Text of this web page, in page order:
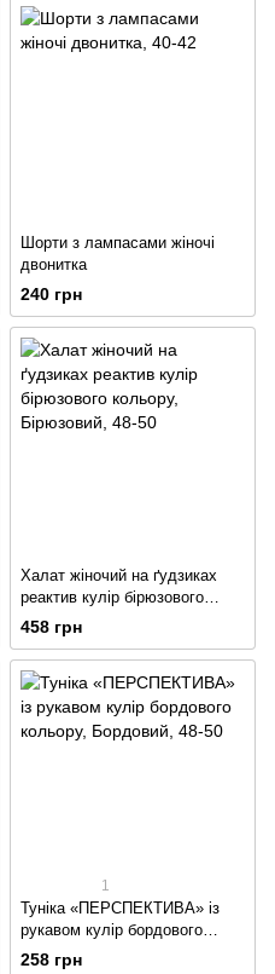
Шорти з лампасами жіночі
двонитка
240 грн
Халат жіночий на ґудзиках
реактив кулір бірюзового
кольору
458 грн
1
Туніка «ПЕРСПЕКТИВА» із
рукавом кулір бордового
кольору
258 грн